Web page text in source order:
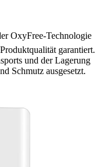
OxyFree-Technologie
garantiert.
und der Lagerung
Schmutz ausgesetzt.